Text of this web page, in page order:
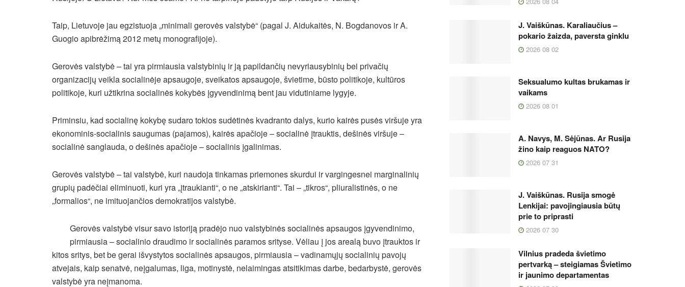
Taip, Lietuvoje jau egzistuoja „minimali gerovės valstybė“ (pagal J. Aidukaitės, N. Bogdanovos ir A.
Guogio apibrėžimą 2012 metų monografijoje).
Gerovės valstybė – tai yra pirmiausia valstybinių ir ją papildančių nevyriausybinių bei privačių
organizacijų veikla socialinėje apsaugoje, sveikatos apsaugoje, švietime, būsto politikoje, kultūros
politikoje, kuri užtikrina socialinės kokybės įgyvendinimą bent jau vidutiniame lygyje.
Priminsiu, kad socialinę kokybę sudaro tokios sudėtinės kvadranto dalys, kurio kairės pusės viršuje yra
ekonominis-socialinis saugumas (pajamos), kairės apačioje – socialinė įtrauktis, dešinės viršuje –
socialinė sanglauda, o dešinės apačioje – socialinis įgalinimas.
Gerovės valstybė – tai valstybė, kuri naudoja tinkamas priemones skurdui ir vargingesnei marginalinių
grupių padėčiai eliminuoti, kuri yra „įtraukianti“, o ne „atskirianti“. Tai – „tikros“, pliuralistinės, o ne
„formalios“, ne imituojančios demokratijos valstybė.
Gerovės valstybė visur savo istoriją pradėjo nuo valstybinės socialinės apsaugos įgyvendinimo,
pirmiausia – socialinio draudimo ir socialinės paramos srityse. Vėliau į jos arealą buvo įtrauktos ir
kitos sritys, bet be gerai išvystytos socialinės apsaugos, pirmiausia – vadinamųjų socialinių pavojų
atvejais, kaip senatvė, neįgalumas, liga, motinystė, nelaimingas atsitikimas darbe, bedarbystė, gerovės
valstybė yra neįmanoma.
J. Vaiškūnas. Karaliaučius –
pokario žaizda, paversta ginklu
2026 08 02
Seksualumo kultas brukamas ir
vaikams
2026 08 01
A. Navys, M. Sėjūnas. Ar Rusija
žino kaip reaguos NATO?
2026 07 31
J. Vaiškūnas. Rusija smogė
Lenkijai: pavojingiausia būtų
prie to priprasti
2026 07 30
Vilnius pradeda švietimo
pertvarką – steigiamas Švietimo
ir jaunimo departamentas